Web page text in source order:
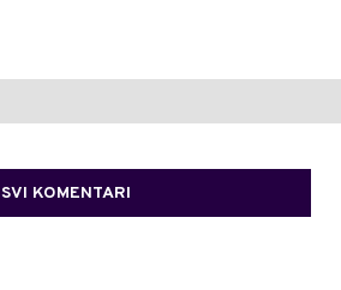
SVI KOMENTARI